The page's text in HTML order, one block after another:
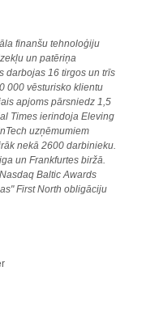
finanšu tehnoloģiju
un patēriņa
darbojas 16 tirgos un trīs
000 vēsturisko klientu
apjoms pārsniedz 1,5
Times ierindoja Eleving
uzņēmumiem
nekā 2600 darbinieku.
un Frankfurtes biržā.
Baltic Awards
First North obligāciju